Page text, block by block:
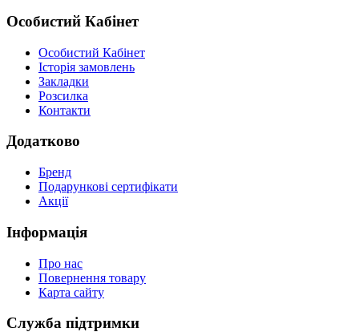
Особистий Кабінет
Особистий Кабінет
Історія замовлень
Закладки
Розсилка
Контакти
Додатково
Бренд
Подарункові сертифікати
Акції
Інформація
Про нас
Повернення товару
Карта сайту
Служба підтримки